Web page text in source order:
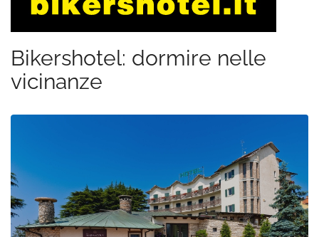
Bikershotel: dormire nelle
vicinanze